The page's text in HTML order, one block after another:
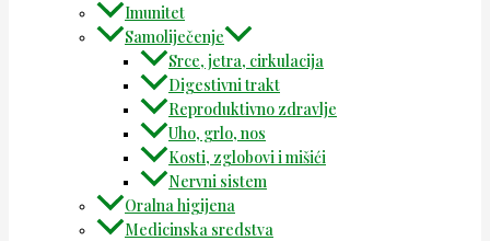
Imunitet
Samoliječenje
Srce, jetra, cirkulacija
Digestivni trakt
Reproduktivno zdravlje
Uho, grlo, nos
Kosti, zglobovi i mišići
Nervni sistem
Oralna higijena
Medicinska sredstva